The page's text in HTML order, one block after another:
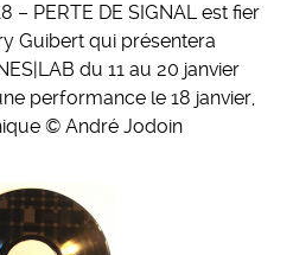
– PERTE DE SIGNAL est fier
Guibert qui présentera
du 11 au 20 janvier
performance le 18 janvier,
© André Jodoin